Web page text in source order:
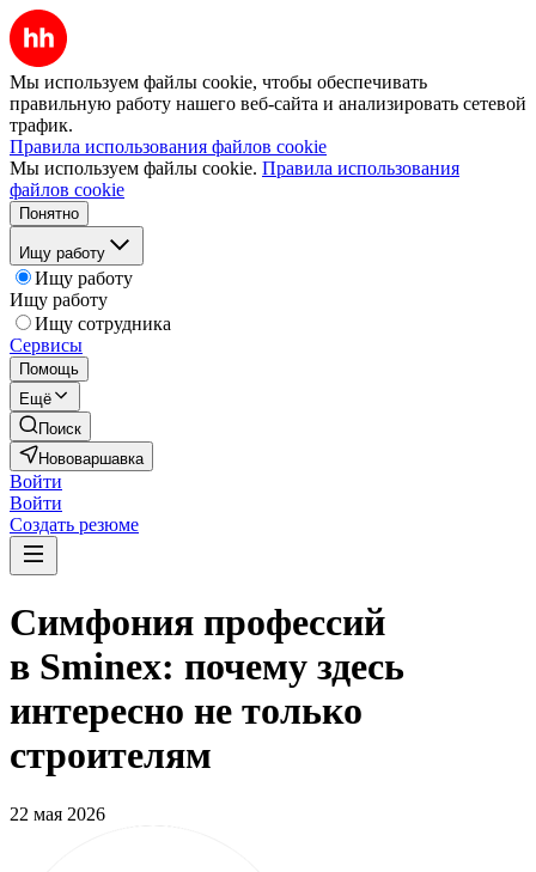
Мы используем файлы cookie, чтобы обеспечивать
правильную работу нашего веб-сайта и анализировать сетевой
трафик.
Правила использования файлов cookie
Мы используем файлы cookie. Правила использования
файлов cookie
Понятно
Ищу работу
Ищу работу
Ищу работу
Ищу сотрудника
Сервисы
Помощь
Ещё
Поиск
Нововаршавка
Войти
Войти
Создать резюме
Симфония профессий
в Sminex: почему здесь
интересно не только
строителям
22 мая 2026